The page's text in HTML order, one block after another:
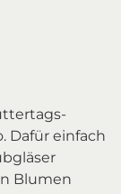
Dafür einfach
Blumen